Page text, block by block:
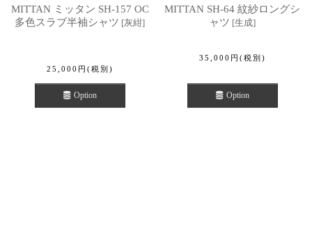
MITTAN ミッタン SH-157 OC
多色スラブ半袖シャツ [灰紺]
25,000 円 (税別)
Option
MITTAN SH-64 紋紗ロングシ
ャツ [生成]
35,000 円 (税別)
Option